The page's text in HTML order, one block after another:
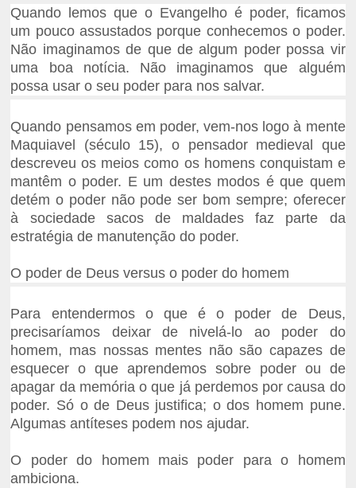
Quando lemos que o Evangelho é poder, ficamos
um pouco assustados porque conhecemos o poder.
Não imaginamos de que de algum poder possa vir
uma boa notícia. Não imaginamos que alguém
possa usar o seu poder para nos salvar.
Quando pensamos em poder, vem-nos logo à mente
Maquiavel (século 15), o pensador medieval que
descreveu os meios como os homens conquistam e
mantêm o poder. E um destes modos é que quem
detém o poder não pode ser bom sempre; oferecer
à sociedade sacos de maldades faz parte da
estratégia de manutenção do poder.
O poder de Deus versus o poder do homem
Para entendermos o que é o poder de Deus,
precisaríamos deixar de nivelá-lo ao poder do
homem, mas nossas mentes não são capazes de
esquecer o que aprendemos sobre poder ou de
apagar da memória o que já perdemos por causa do
poder. Só o de Deus justifica; o dos homem pune.
Algumas antíteses podem nos ajudar.
O poder do homem mais poder para o homem
ambiciona.